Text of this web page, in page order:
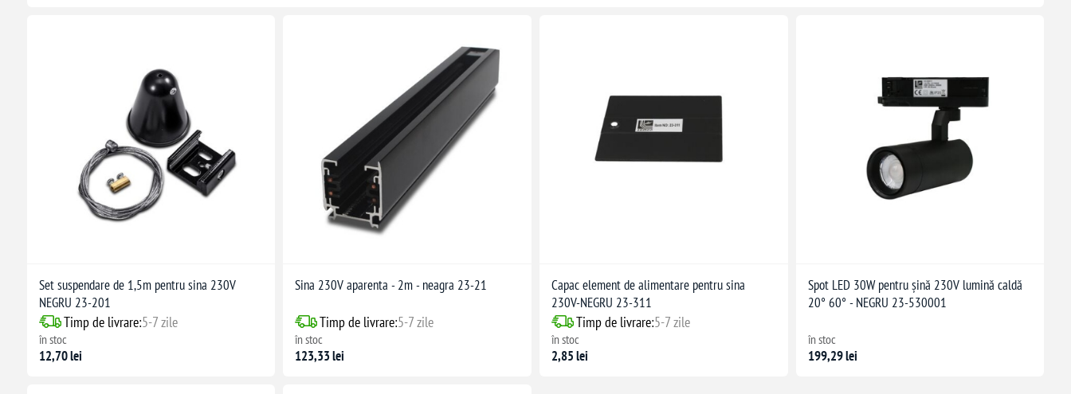
Set suspendare de 1,5m pentru sina 230V
NEGRU 23-201
Timp de livrare:5-7 zile
în stoc
12,70 lei
Sina 230V aparenta - 2m - neagra 23-21
Timp de livrare:5-7 zile
în stoc
123,33 lei
Capac element de alimentare pentru sina
230V-NEGRU 23-311
Timp de livrare:5-7 zile
în stoc
2,85 lei
Spot LED 30W pentru șină 230V lumină caldă
20° 60° - NEGRU 23-530001
în stoc
199,29 lei